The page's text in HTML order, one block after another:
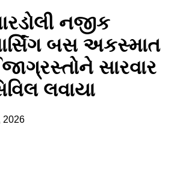
નજીક
બસ અકસ્માત
સારવાર
લવાયા
2026